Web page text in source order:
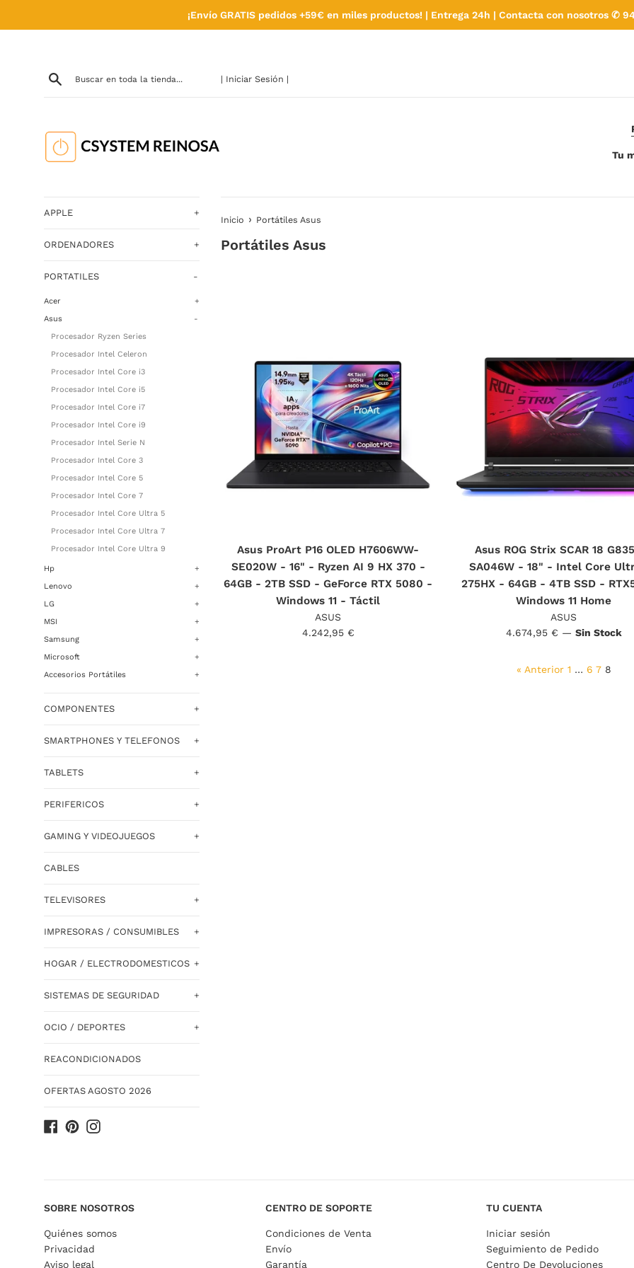
¡Envío GRATIS pedidos +59€ en miles productos! | Entrega 24h | Contacta con nosotros ✆
| Iniciar Sesión |
Tu
APPLE +
ORDENADORES +
PORTATILES -
Acer
+
Asus
-
Procesador Ryzen Series
Procesador Intel Celeron
Procesador Intel Core i3
Procesador Intel Core i5
Procesador Intel Core i7
Procesador Intel Core i9
Procesador Intel Serie N
Procesador Intel Core 3
Procesador Intel Core 5
Procesador Intel Core 7
Procesador Intel Core Ultra 5
Procesador Intel Core Ultra 7
Procesador Intel Core Ultra 9
Hp
+
Lenovo
+
LG
+
MSI
+
Samsung
+
Microsoft
+
Accesorios Portátiles
+
COMPONENTES +
SMARTPHONES Y TELEFONOS +
TABLETS +
PERIFERICOS +
GAMING Y VIDEOJUEGOS +
CABLES
TELEVISORES +
IMPRESORAS / CONSUMIBLES +
HOGAR / ELECTRODOMESTICOS +
SISTEMAS DE SEGURIDAD +
OCIO / DEPORTES +
REACONDICIONADOS
OFERTAS AGOSTO 2026
Facebook
PinterestInstagram
Inicio › Portátiles Asus
Portátiles Asus
Asus ProArt P16 OLED H7606WW-
SE020W - 16" - Ryzen AI 9 HX 370 -
64GB - 2TB SSD - GeForce RTX 5080 -
Windows 11 - Táctil
ASUS
Precio
4.242,95 €
Asus ROG Strix SCAR 18
SA046W - 18" - Intel Core
275HX - 64GB - 4TB SSD -
Windows 11 Home
ASUS
Precio
4.674,95 € — Sin Stock
« Anterior 1 … 6 7 8
SOBRE NOSOTROS
Quiénes somos
Privacidad
Aviso legal
CENTRO DE SOPORTE
Condiciones de Venta
Envío
Garantía
TU CUENTA
Iniciar sesión
Seguimiento de Pedido
Centro De Devoluciones